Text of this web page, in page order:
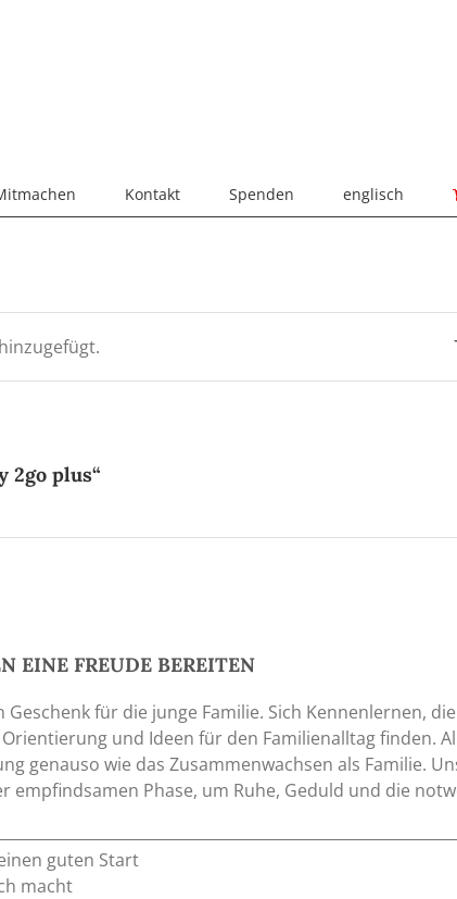
Kontakt Spenden englisch
2go plus“
EINE FREUDE BEREITEN
für die junge Familie. Sich Kennenlernen,
und Ideen für den Familienalltag finden.
genauso wie das Zusammenwachsen als Familie.
empfindsamen Phase, um Ruhe, Geduld und die
guten Start
macht